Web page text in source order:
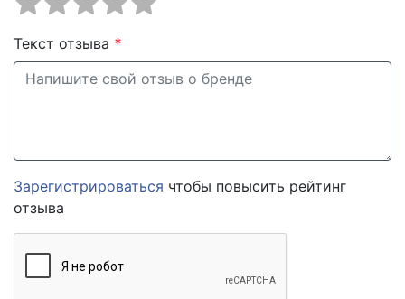
Текст отзыва *
Зарегистрироваться чтобы повысить рейтинг
отзыва